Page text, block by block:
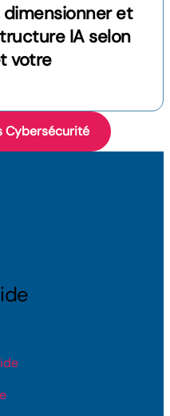
et
IA selon
votre
Cybersécurité